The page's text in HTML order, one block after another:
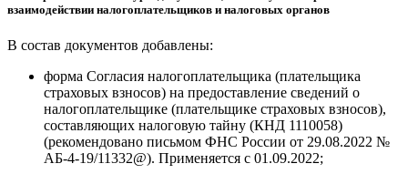
взаимодействии налогоплательщиков и налоговых органов
В состав документов добавлены:
форма Согласия налогоплательщика (плательщика
страховых взносов) на предоставление сведений о
налогоплательщике (плательщике страховых взносов),
составляющих налоговую тайну (КНД 1110058)
(рекомендовано письмом ФНС России от 29.08.2022 №
АБ-4-19/11332@). Применяется с 01.09.2022;